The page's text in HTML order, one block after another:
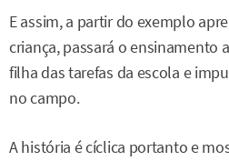
E assim, a partir do exemplo
criança, passará o ensinamento
filha das tarefas da escola e
no campo.
A história é cíclica portanto e